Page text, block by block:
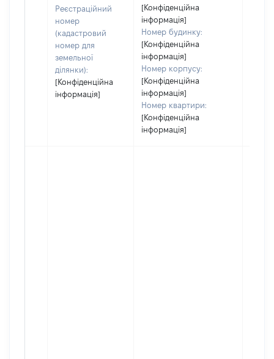
Реєстраційний
номер
(кадастровий
номер для
земельної
ділянки):
[Конфіденційна
інформація]
[Конфіденційна
інформація]
Номер будинку:
[Конфіденційна
інформація]
Номер корпусу:
[Конфіденційна
інформація]
Номер квартири:
[Конфіденційна
інформація]